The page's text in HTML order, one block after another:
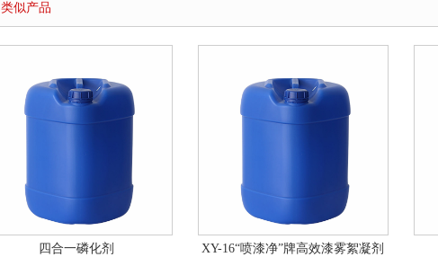
类似产品
四合一磷化剂 XY-16“喷漆净”牌高效漆雾絮凝剂